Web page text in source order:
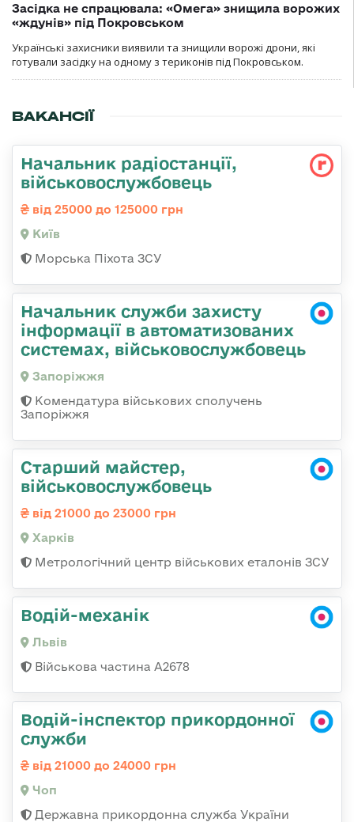
Засідка не спрацювала: «Омега» знищила ворожих
«ждунів» під Покровськом
Українські захисники виявили та знищили ворожі дрони, які
готували засідку на одному з териконів під Покровськом.
ВАКАНСІЇ
Начальник радіостанції,
військовослужбовець
від 25000 до 125000 грн
Київ
Морська Піхота ЗСУ
Начальник служби захисту
інформації в автоматизованих
системах, військовослужбовець
Запоріжжя
Комендатура військових сполучень
Запоріжжя
Старший майстер,
військовослужбовець
від 21000 до 23000 грн
Харків
Метрологічний центр військових еталонів ЗСУ
Водій-механік
Львів
Військова частина А2678
Водій-інспектор прикордонної
служби
від 21000 до 24000 грн
Чоп
Державна прикордонна служба України